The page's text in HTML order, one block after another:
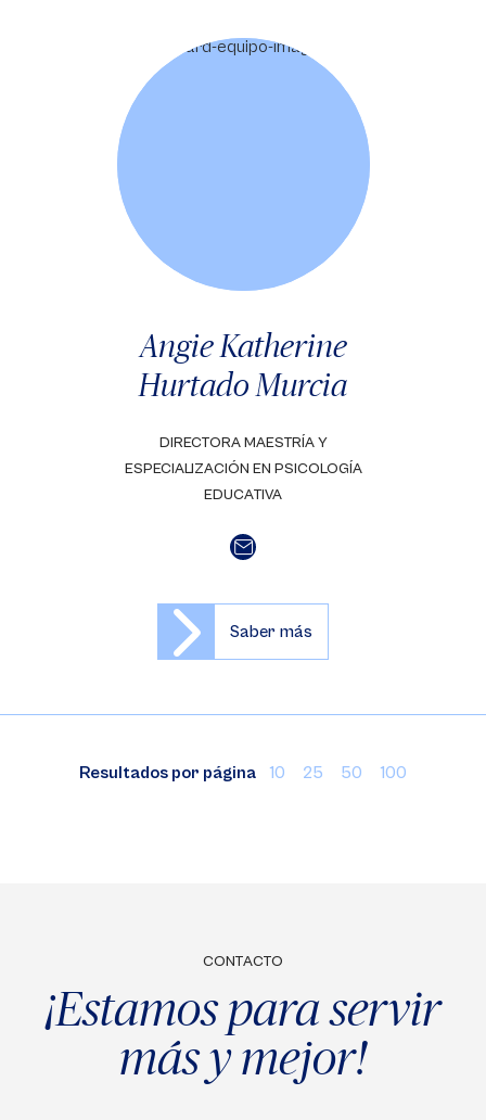
Angie Katherine
Hurtado Murcia
DIRECTORA MAESTRÍA Y
ESPECIALIZACIÓN EN PSICOLOGÍA
EDUCATIVA
Saber más
Resultados por página 10 25 50 100
CONTACTO
¡Estamos para servir
más y mejor!